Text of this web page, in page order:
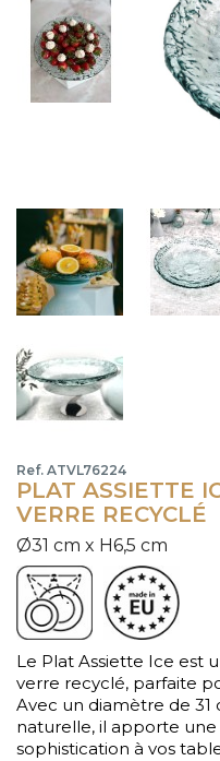
Ref. ATVL76224
PLAT ASSIETTE
VERRE RECYCLÉ
Ø31 cm x H6,5 cm
Le Plat Assiette Ice est
verre recyclé, parfaite
Avec un diamètre de 31
naturelle, il apporte
sophistication à vos